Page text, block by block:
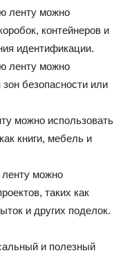
ленту можно
контейнеров и
идентификации.
ленту можно
безопасности или
можно использовать
книги, мебель и
можно
таких как
и других поделок.
и полезный